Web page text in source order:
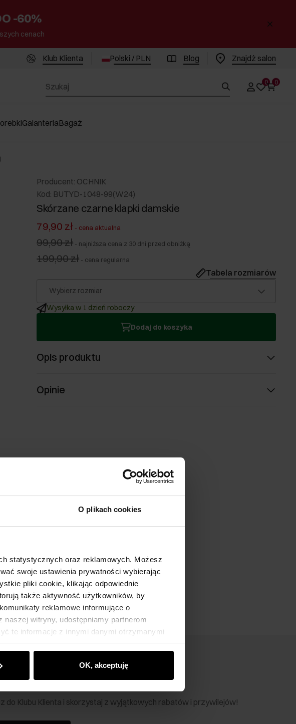
O plikach cookies
statystycznych oraz reklamowych. Możesz
swoje ustawienia prywatności wybierając
pliki cookie, klikając odpowiednie
także aktywność użytkowników, by
reklamowe informujące o
witryny, udostępniamy partnerom
te informacje z innymi danymi otrzymanymi
OK, akceptuję
-60%
cenach
Klub Klienta Polski / PLN Blog Znajdż salon
0 0
GalanteriaBagaż
Producent: OCHNIK
Kod: BUTYD-1048-99(W24)
Skórzane czarne klapki damskie
79,90 zł - cena aktualna
99,90 zł - najniższa cena z 30 dni przed obniżką
199,90 zł - cena regularna
Tabela rozmiarów
Wybierz rozmiar
Wysyłka w 1 dzień roboczy
Dodaj do koszyka
Opis produktu
Opinie
Klienta Ochnik
do Klubu Klienta i skorzystaj z wyjątkowych rabatów i przywilejów!